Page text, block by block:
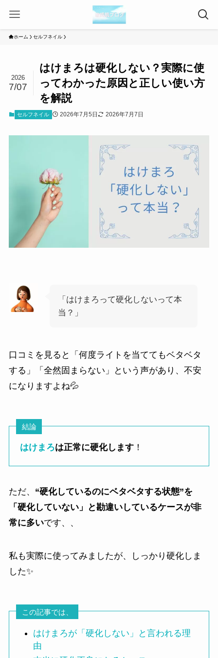
ホーム セルフネイル
はけまろは硬化しない？実際に使
ってわかった原因と正しい使い方
を解説
2026
7/07
セルフネイル 2026年7月5日 2026年7月7日
「はけまろって硬化しないって本
当？」
口コミを見ると「何度ライトを当ててもベタベタ
する」「全然固まらない」という声があり、不安
になりますよね💦
結論
はけまろは正常に硬化します ！
ただ、 “硬化しているのにベタベタする状態”を
「硬化していない」と勘違いしているケースが非
常に多いです、、
私も実際に使ってみましたが、しっかり硬化しま
した✨
この記事では、
はけまろが「硬化しない」と言われる理
由